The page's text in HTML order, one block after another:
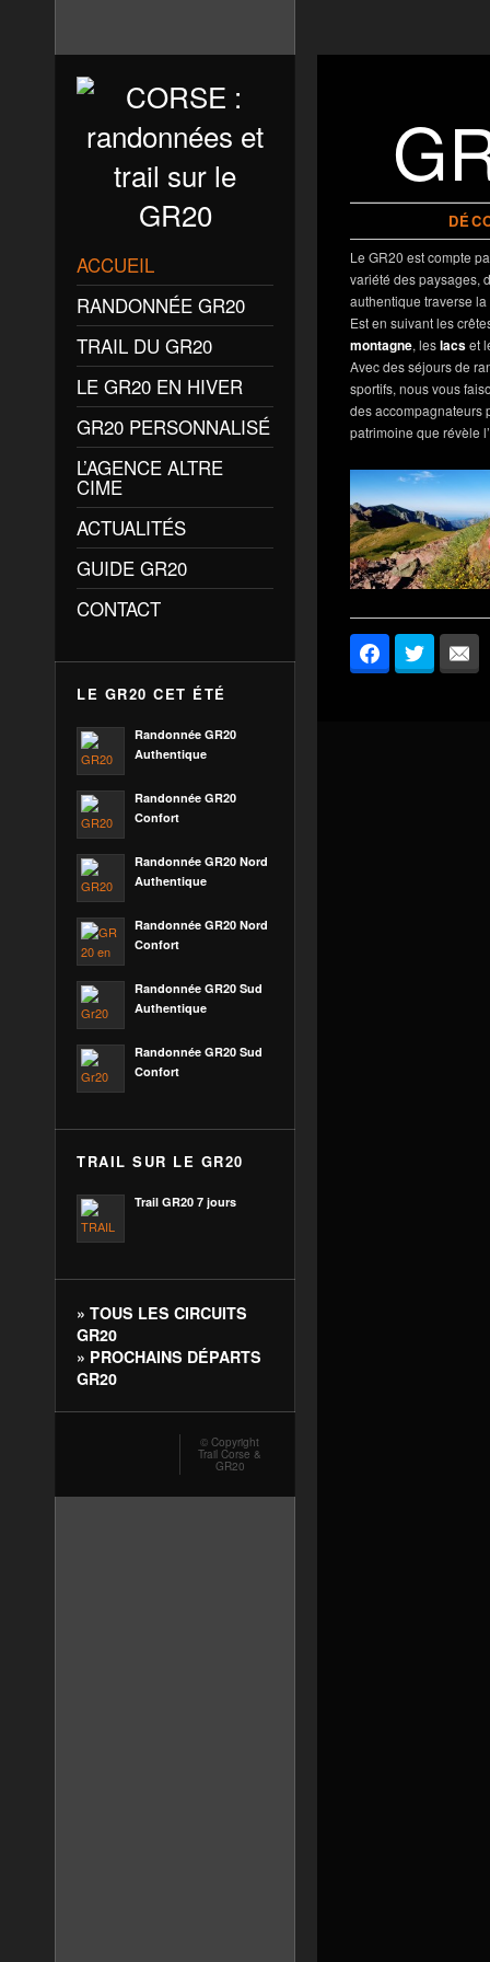
Le GR20 est compte
variété des paysages,
authentique traverse la
Est en suivant les
montagne, leslacset
Avec des séjours de
sportifs, nous vous
des accompagnateurs
patrimoine que révèle
FacebookTwitter
ACCUEIL
RANDONNÉE GR20
TRAIL DU GR20
LE GR20 EN HIVER
GR20 PERSONNALISÉ
L’AGENCE ALTRE
CIME
ACTUALITÉS
GUIDE GR20
CONTACT
LE GR20 CET ÉTÉ
Randonnée GR20
Authentique
Randonnée GR20
Confort
Randonnée GR20 Nord
Authentique
Randonnée GR20 Nord
Confort
Randonnée GR20 Sud
Authentique
Randonnée GR20 Sud
Confort
TRAIL SUR LE GR20
Trail GR20 7 jours
» TOUS LES CIRCUITS
GR20
» PROCHAINS DÉPARTS
GR20
© Copyright
Trail Corse &
GR20